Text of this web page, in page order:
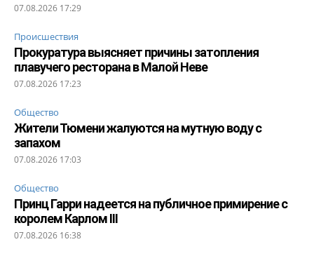
07.08.2026 17:29
Происшествия
Прокуратура выясняет причины затопления
плавучего ресторана в Малой Неве
07.08.2026 17:23
Общество
Жители Тюмени жалуются на мутную воду с
запахом
07.08.2026 17:03
Общество
Принц Гарри надеется на публичное примирение с
королем Карлом III
07.08.2026 16:38